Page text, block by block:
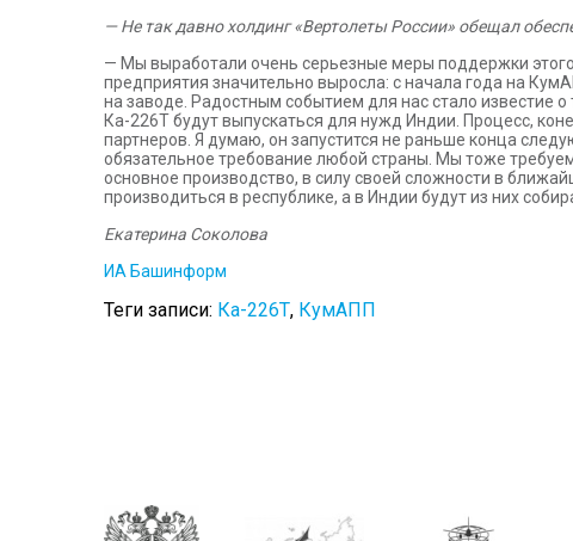
— Не так давно холдинг «Вертолеты России» обещал
— Мы выработали очень серьезные меры поддержки этого
предприятия значительно выросла: с начала года на
на заводе. Радостным событием для нас стало известие
Ка-226Т будут выпускаться для нужд Индии. Процесс,
партнеров. Я думаю, он запустится не раньше конца
обязательное требование любой страны. Мы тоже
основное производство, в силу своей сложности в
производиться в республике, а в Индии будут из них
Екатерина Соколова
ИА Башинформ
Теги записи: Ка-226Т, КумАПП